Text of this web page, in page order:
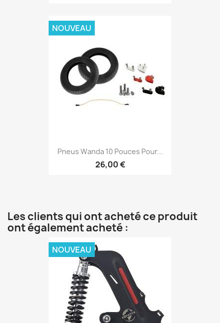
Pneus Wanda 10 Pouces Pour...
26,00 €
NOUVEAU
Les clients qui ont acheté ce produit
ont également acheté :
NOUVEAU